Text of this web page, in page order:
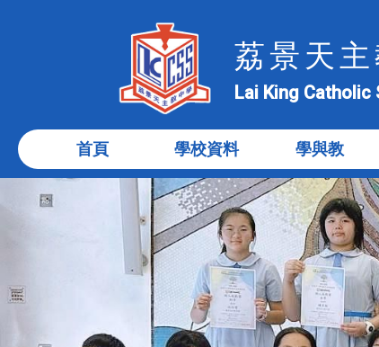
荔景天
Lai King Catholic
首頁 學校資料 學與教